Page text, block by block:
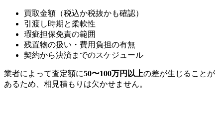
買取金額（税込か税抜かも確認）
引渡し時期と柔軟性
瑕疵担保免責の範囲
残置物の扱い・費用負担の有無
契約から決済までのスケジュール
業者によって査定額に50〜100万円以上の差が生じることが
あるため、相見積もりは欠かせません。